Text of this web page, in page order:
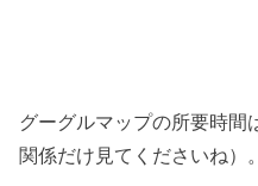
グーグルマップの所要時間
関係だけ見てくださいね）。